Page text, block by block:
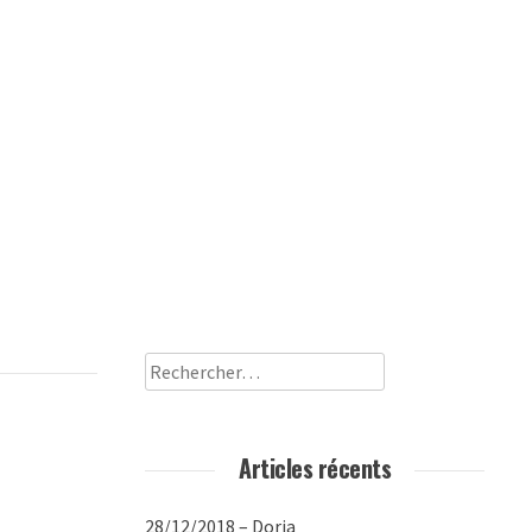
Rechercher :
Articles récents
28/12/2018 – Doria